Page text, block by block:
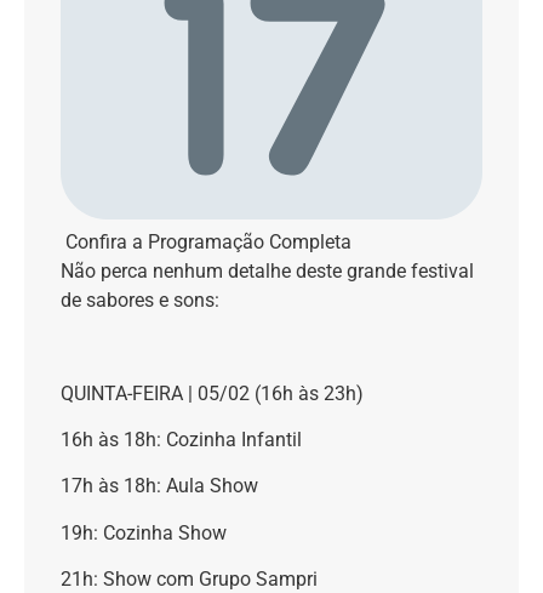
Confira a Programação Completa
Não perca nenhum detalhe deste grande festival
de sabores e sons:
QUINTA-FEIRA | 05/02 (16h às 23h)
16h às 18h: Cozinha Infantil
17h às 18h: Aula Show
19h: Cozinha Show
21h: Show com Grupo Sampri